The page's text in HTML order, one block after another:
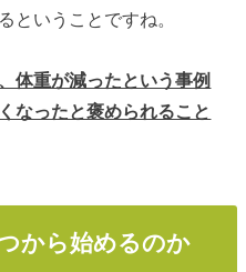
ということですね。
体重が減ったという事例
なったと褒められること
から始めるのか